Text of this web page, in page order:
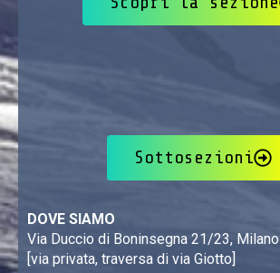
Sottosezioni
DOVE SIAMO
Via Duccio di Boninsegna 21/23, Milano
[via privata, traversa di via Giotto]